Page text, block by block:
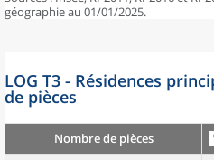
géographie au 01/01/2025.
LOG T3 - Résidences
de pièces
Nombre de pièces